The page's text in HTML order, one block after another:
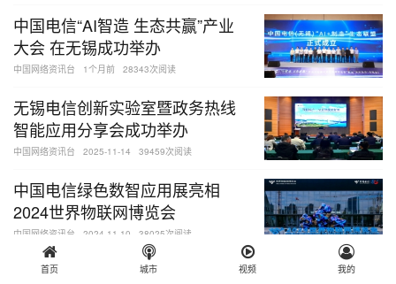
中国电信“AI智造 生态共赢”产业
大会 在无锡成功举办
中国网络资讯台 1个月前 28343次阅读
无锡电信创新实验室暨政务热线
智能应用分享会成功举办
中国网络资讯台 2025-11-14 39459次阅读
中国电信绿色数智应用展亮相
2024世界物联网博览会
中国网络资讯台 2024-11-10 38025次阅读
习近平致电祝贺探月工程嫦娥六号任务取得圆满成功
首页 城市 视频 我的